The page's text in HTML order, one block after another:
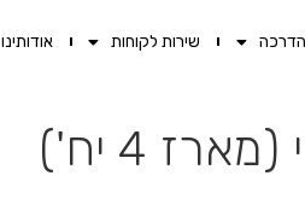
שירות לקוחות אודותינו
4 יח')